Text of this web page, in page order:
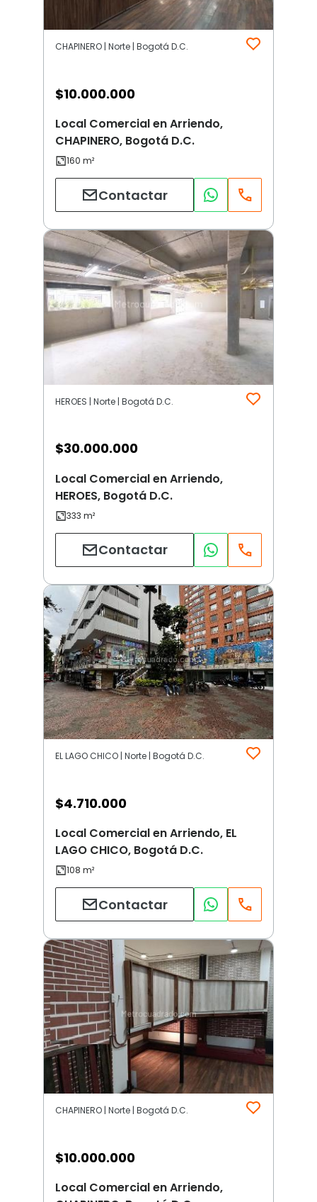
CHAPINERO | Norte | Bogotá D.C.
$10.000.000
Local Comercial en Arriendo,
CHAPINERO, Bogotá D.C.
Contactar
HEROES | Norte | Bogotá D.C.
$30.000.000
Local Comercial en Arriendo,
HEROES, Bogotá D.C.
Contactar
EL LAGO CHICO | Norte | Bogotá D.C.
$4.710.000
Local Comercial en Arriendo, EL
LAGO CHICO, Bogotá D.C.
Contactar
CHAPINERO | Norte | Bogotá D.C.
$10.000.000
Local Comercial en Arriendo,